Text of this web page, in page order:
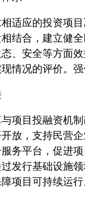
应的投资项目
结合，建立健
、安全等方面
情况的评价。
目投融资机制
放，支持民营
务平台，促进
发行基础设施
项目可持续运